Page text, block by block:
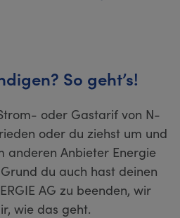
So geht’s!
oder Gastarif von N-
oder du ziehst um und
anderen Anbieter Energie
du auch hast deinen
AG zu beenden, wir
wie das geht.